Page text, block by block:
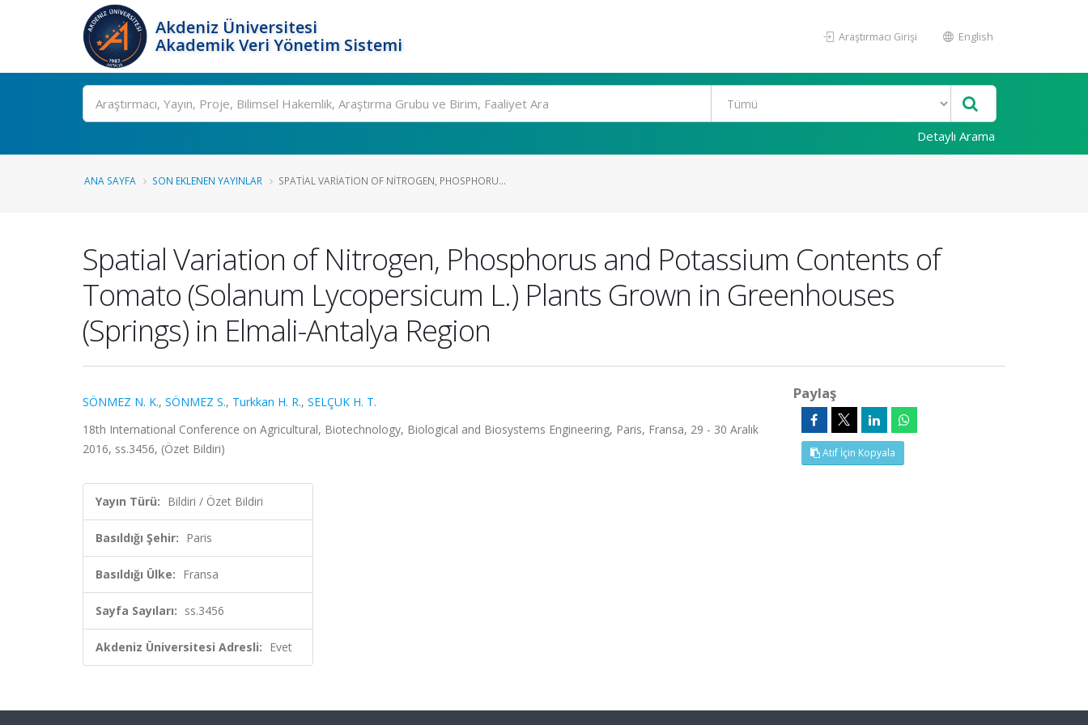
Akdeniz Üniversitesi
Akademik Veri Yönetim Sistemi
Araştırmacı Girişi English
Ara
Detaylı Arama
ANA SAYFA SON EKLENEN YAYINLAR SPATIAL VARIATION OF NITROGEN, PHOSPHORU...
Spatial Variation of Nitrogen, Phosphorus and Potassium Contents of
Tomato (Solanum Lycopersicum L.) Plants Grown in Greenhouses
(Springs) in Elmali-Antalya Region
SÖNMEZ N. K., SÖNMEZ S., Turkkan H. R., SELÇUK H. T.
18th International Conference on Agricultural, Biotechnology, Biological and Biosystems Engineering, Paris, Fransa, 29 - 30 Aralık
2016, ss.3456, (Özet Bildiri)
Yayın Türü: Bildiri / Özet Bildiri
Basıldığı Şehir: Paris
Basıldığı Ülke: Fransa
Sayfa Sayıları: ss.3456
Akdeniz Üniversitesi Adresli: Evet
Paylaş
Atıf İçin Kopyala